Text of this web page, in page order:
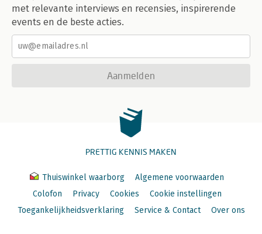
met relevante interviews en recensies, inspirerende
events en de beste acties.
Aanmelden
PRETTIG KENNIS MAKEN
Thuiswinkel waarborg
Algemene voorwaarden
Colofon
Privacy Cookies
Cookie instellingen
Toegankelijkheidsverklaring
Service & Contact Over ons